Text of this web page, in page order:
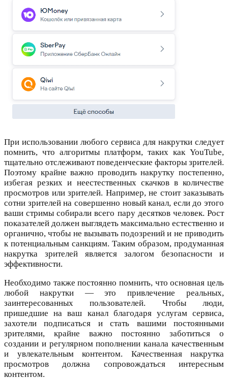
При использовании любого сервиса для накрутки следует
помнить, что алгоритмы платформ, таких как YouTube,
тщательно отслеживают поведенческие факторы зрителей.
Поэтому крайне важно проводить накрутку постепенно,
избегая резких и неестественных скачков в количестве
просмотров или зрителей. Например, не стоит заказывать
сотни зрителей на совершенно новый канал, если до этого
ваши стримы собирали всего пару десятков человек. Рост
показателей должен выглядеть максимально естественно и
органично, чтобы не вызывать подозрений и не приводить
к потенциальным санкциям. Таким образом, продуманная
накрутка зрителей является залогом безопасности и
эффективности.
Необходимо также постоянно помнить, что основная цель
любой накрутки — это привлечение реальных,
заинтересованных пользователей. Чтобы люди,
пришедшие на ваш канал благодаря услугам сервиса,
захотели подписаться и стать вашими постоянными
зрителями, крайне важно постоянно заботиться о
создании и регулярном пополнении канала качественным
и увлекательным контентом. Качественная накрутка
просмотров должна сопровождаться интересным
контентом.